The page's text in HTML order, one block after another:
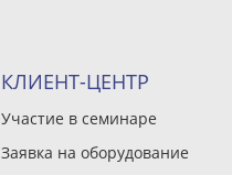
КЛИЕНТ-ЦЕНТР
Участие в семинаре
Заявка на оборудование